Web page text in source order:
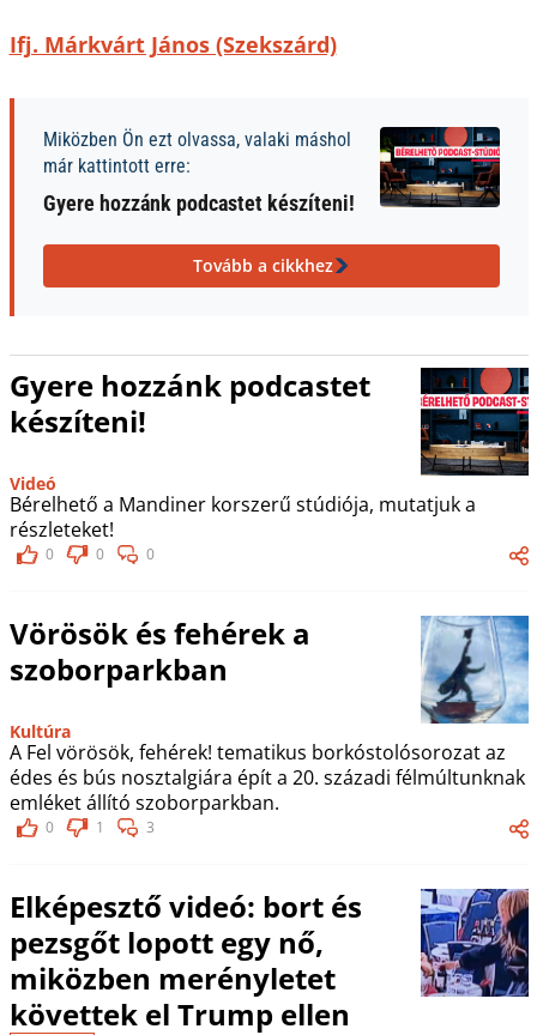
Ifj. Márkvárt János (Szekszárd)
Miközben Ön ezt olvassa, valaki máshol
már kattintott erre:
Gyere hozzánk podcastet készíteni!
Tovább a cikkhez
Gyere hozzánk podcastet
készíteni!
Videó
Bérelhető a Mandiner korszerű stúdiója, mutatjuk a
részleteket!
0 0 0
Vörösök és fehérek a
szoborparkban
Kultúra
A Fel vörösök, fehérek! tematikus borkóstolósorozat az
édes és bús nosztalgiára épít a 20. századi félmúltunknak
emléket állító szoborparkban.
0 1 3
Elképesztő videó: bort és
pezsgőt lopott egy nő,
miközben merényletet
követtek el Trump ellen